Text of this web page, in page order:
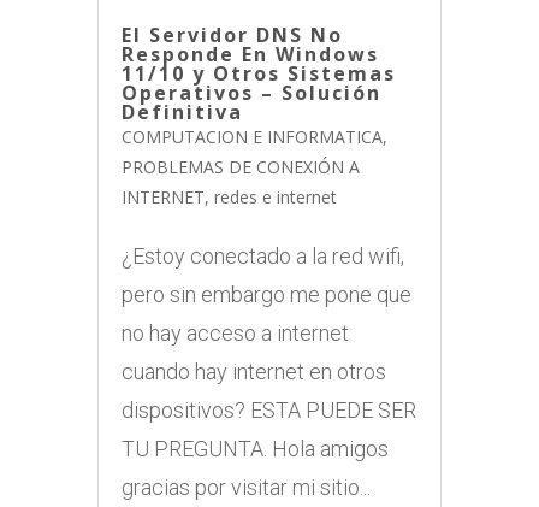
El Servidor DNS No
Responde En Windows
11/10 y Otros Sistemas
Operativos – Solución
Definitiva
COMPUTACION E INFORMATICA,
PROBLEMAS DE CONEXIÓN A
INTERNET, redes e internet
¿Estoy conectado a la red wifi,
pero sin embargo me pone que
no hay acceso a internet
cuando hay internet en otros
dispositivos? ESTA PUEDE SER
TU PREGUNTA. Hola amigos
gracias por visitar mi sitio...